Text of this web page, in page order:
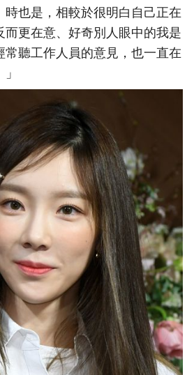
時也是，相較於很明白自己正在
而更在意、好奇別人眼中的我是
常聽工作人員的意見，也一直在